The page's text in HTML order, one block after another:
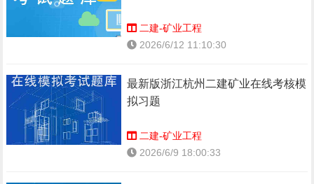
二建-矿业工程
2026/6/12 11:10:30
最新版浙江杭州二建矿业在线考核模
拟习题
二建-矿业工程
2026/6/9 18:00:33